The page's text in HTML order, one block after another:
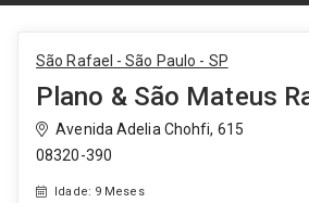
São Rafael - São Paulo - SP
Avenida Adelia Chohfi, 615
08320-390
Idade: 9 Meses